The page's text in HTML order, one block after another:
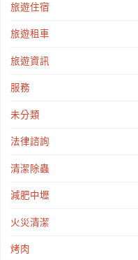
旅遊住宿
旅遊租車
旅遊資訊
服務
未分類
法律諮詢
清潔除蟲
減肥中壢
火災清潔
烤肉